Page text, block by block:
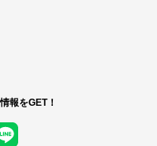
報をGET！